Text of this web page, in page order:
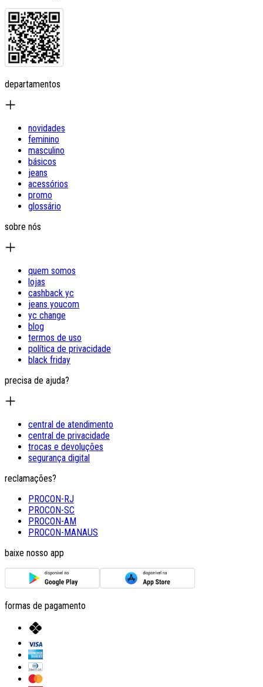
departamentos
novidades
feminino
masculino
básicos
jeans
acessórios
promo
glossário
sobre nós
quem somos
lojas
cashback yc
jeans youcom
yc change
blog
termos de uso
política de privacidade
black friday
precisa de ajuda?
central de atendimento
central de privacidade
trocas e devoluções
segurança digital
reclamações?
PROCON-RJ
PROCON-SC
PROCON-AM
PROCON-MANAUS
baixe nosso app
formas de pagamento